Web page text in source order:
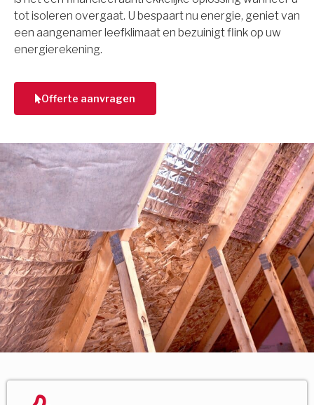
tot isoleren overgaat. U bespaart nu energie, geniet van
een aangenamer leefklimaat en bezuinigt flink op uw
energierekening.
Offerte aanvragen